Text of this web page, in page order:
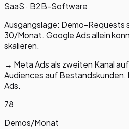
SaaS · B2B-Software
Ausgangslage: Demo-Requests
30/Monat. Google Ads allein
skalieren.
→ Meta Ads als zweiten Kanal
Audiences auf
Ads.
78
Demos/Monat